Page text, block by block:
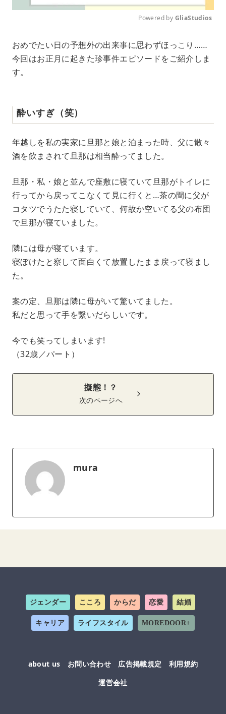
u
t
Powered by GliaStudios
おめでたい日の予想外の出来事に思わずほっこり……
今回はお正月に起きた珍事件エピソードをご紹介しま
す。
酔いすぎ（笑）
年越しを私の実家に旦那と娘と泊まった時、父に散々
酒を飲まされて旦那は相当酔ってました。
旦那・私・娘と並んで座敷に寝ていて旦那がトイレに
行ってから戻ってこなくて見に行くと…茶の間に父が
コタツでうたた寝していて、何故か空いてる父の布団
で旦那が寝ていました。
隣には母が寝ています。
寝ぼけたと察して面白くて放置したまま戻って寝まし
た。
案の定、旦那は隣に母がいて驚いてました。
私だと思って手を繋いだらしいです。
今でも笑ってしまいます!
（32歳／パート）
擬態！？
次のページへ
mura
ジェンダー こころ からだ 恋愛 結婚
キャリア ライフスタイル MOREDOOR+
about us お問い合わせ 広告掲載規定
利用規約
運営会社